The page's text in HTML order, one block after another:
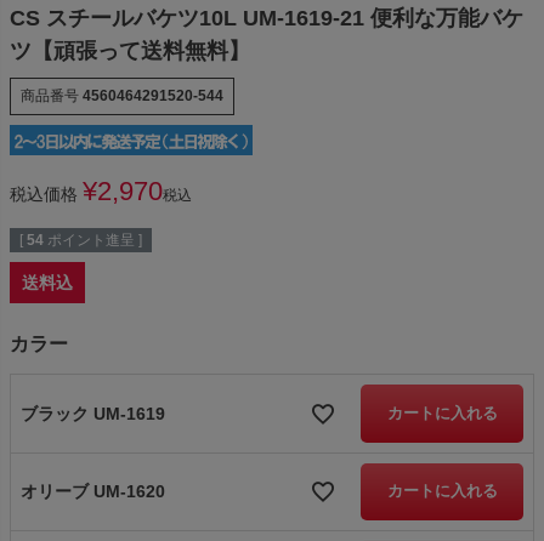
CS スチールバケツ10L UM-1619-21 便利な万能バケ
ツ【頑張って送料無料】
商品番号 4560464291520-544
税込価格 ¥2,970税込
[ 54 ポイント進呈 ]
送料込
カラー
ブラック UM-1619 カートに入れる
オリーブ UM-1620 カートに入れる